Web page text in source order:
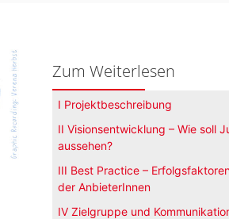
Zum Weiterlesen
I Projektbeschreibung
II Visionsentwicklung – Wie soll
aussehen?
III Best Practice –
der AnbieterInnen
IV Zielgruppe und